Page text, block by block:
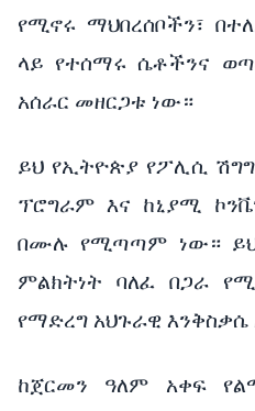
የሚኖሩ ማህበረሰቦችን፣
ላይ የተሰማሩ ሴቶችንና
አሰራር መዘርጋቱ ነው።
ይህ የኢትዮጵያ የፖሊሲ
ፕሮግራም እና ከኒያሚ
በሙሉ የሚጣጣም ነው።
ምልክትነት ባለፈ በጋራ
የማድረግ አህጉራዊ
ከጀርመን ዓለም አቀፍ